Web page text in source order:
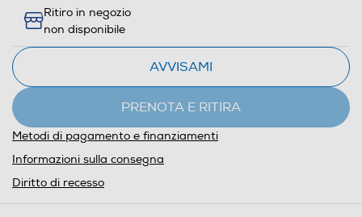
Ritiro in negozio
non disponibile
AVVISAMI
PRENOTA E RITIRA
Metodi di pagamento e finanziamenti
Informazioni sulla consegna
Diritto di recesso